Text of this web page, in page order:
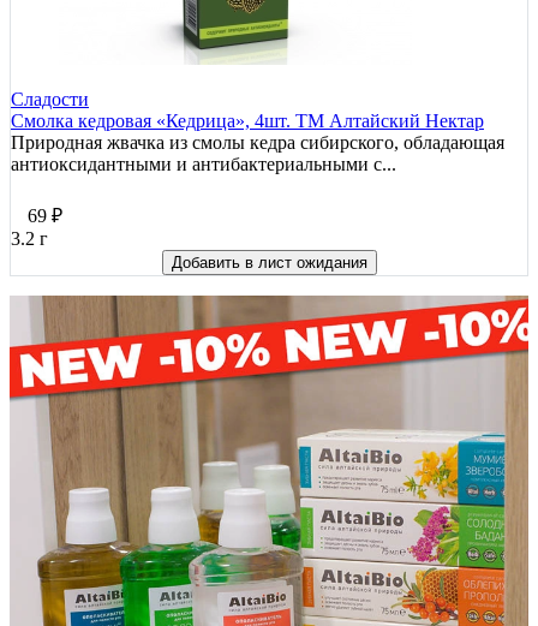
Сладости
Смолка кедровая «Кедрица», 4шт. ТМ Алтайский Нектар
Природная жвачка из смолы кедра сибирского, обладающая
антиоксидантными и антибактериальными с...
69 ₽
3.2 г
Добавить в лист ожидания